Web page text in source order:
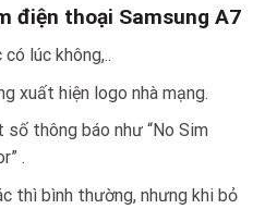
điện thoại Samsung A7
lúc không,..
xuất hiện logo nhà mạng.
thông báo như “No Sim
.
thì bình thường, nhưng khi bỏ